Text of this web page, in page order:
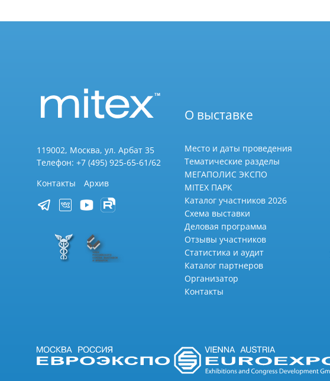
119002, Москва, ул. Арбат 35
Телефон: +7 (495) 925-65-61/62
Контакты
Архив
О выставке
Место и даты проведения
Тематические разделы
МЕГАПОЛИС ЭКСПО
MITEX ПАРК
Каталог участников 2026
Схема выставки
Деловая программа
Отзывы участников
Статистика и аудит
Каталог партнеров
Организатор
Контакты